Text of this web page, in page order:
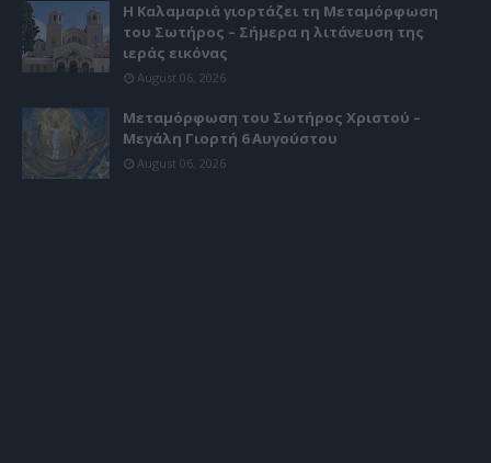
Η Καλαμαριά γιορτάζει τη Μεταμόρφωση
του Σωτήρος – Σήμερα η λιτάνευση της
ιεράς εικόνας
August 06, 2026
Μεταμόρφωση του Σωτήρος Χριστού –
Μεγάλη Γιορτή 6 Αυγούστου
August 06, 2026